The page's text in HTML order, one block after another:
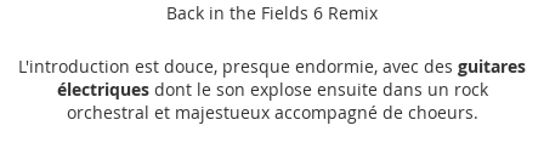
Back in the Fields 6 Remix
L'introduction est douce, presque endormie, avec des guitares
électriquesdont le son explose ensuite dans un rock
orchestral et majestueux accompagné de choeurs.